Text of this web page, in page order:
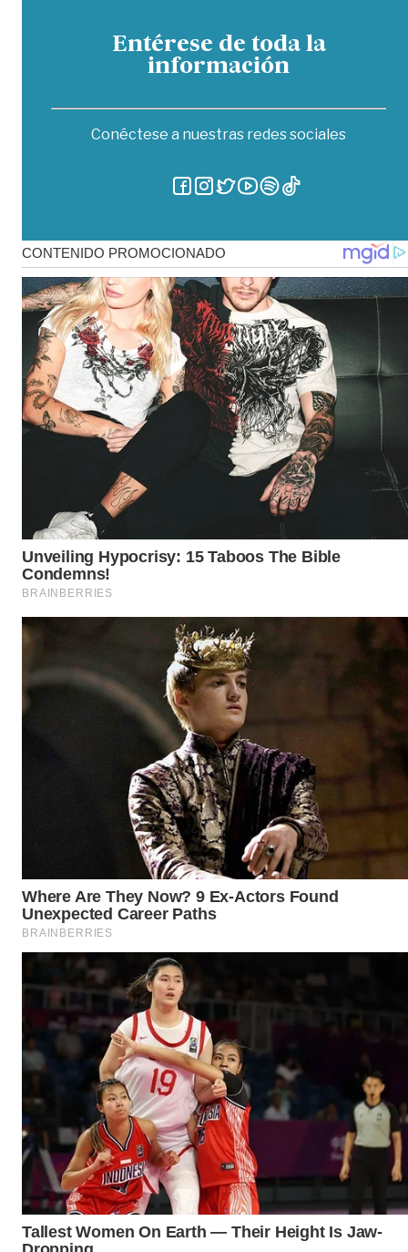
Entérese de toda la
información
Conéctese a nuestras redes sociales